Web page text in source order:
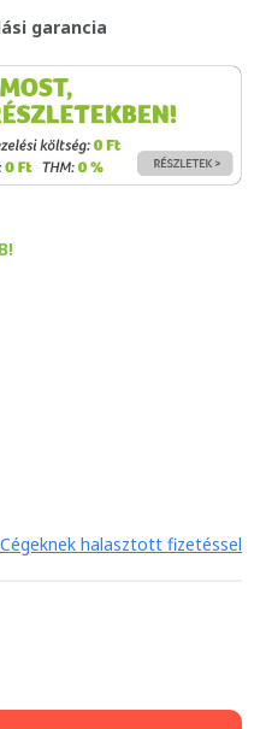
garancia
Cégeknek halasztott fizetéssel